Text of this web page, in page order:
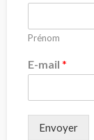
Prénom
E-mail *
Envoyer